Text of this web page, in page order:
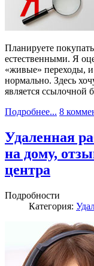
Планируете
естественными. Я
«живые» переходы,
нормально. Здесь
является ссылочной
Подробнее... 8
Удаленная
на дому,
центра
Подробности
Категория: